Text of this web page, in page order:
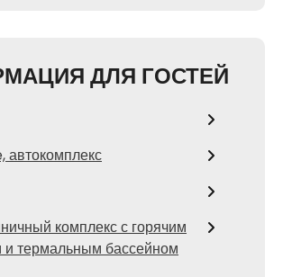
ДЛЯ ГОСТЕЙ
автокомплекс
комплекс с горячим
и термальным бассейном